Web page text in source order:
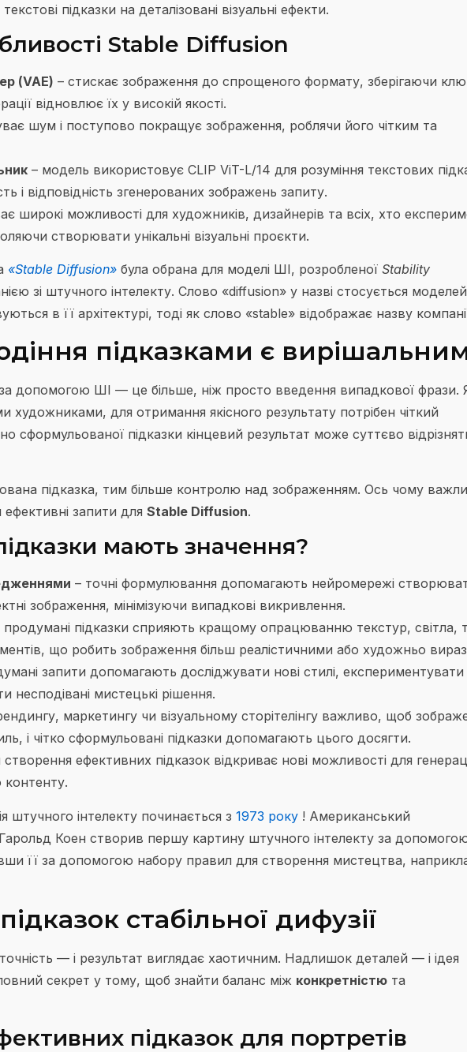
підказки на деталізовані візуальні ефекти.
Stable Diffusion
(VAE) – стискає зображення до спрощеного формату, зберігаючи
відновлює їх у високій якості.
шум і поступово покращує зображення, роблячи його чітким та
– модель використовує CLIP ViT-L/14 для розуміння текстових
і відповідність згенерованих зображень запиту.
широкі можливості для художників, дизайнерів та всіх, хто
створювати унікальні візуальні проєкти.
«Stable Diffusion» була обрана для моделі ШІ, розробленоїStability
зі штучного інтелекту. Слово «diffusion» у назві стосується моделей
в її архітектурі, тоді як слово «stable» відображає назву
підказками є
допомогою ШІ — це більше, ніж просто введення випадкової фрази.
художниками, для отримання якісного результату потрібен чіткий
сформульованої підказки кінцевий результат може суттєво
підказка, тим більше контролю над зображенням. Ось чому
запити для Stable Diffusion.
мають значення?
– точні формулювання допомагають нейромережі
зображення, мінімізуючи випадкові викривлення.
підказки сприяють кращому опрацюванню текстур, світла,
що робить зображення більш реалістичними або художньо
запити допомагають досліджувати нові стилі, експериментувати
несподівані мистецькі рішення.
маркетингу чи візуальному сторітелінгу важливо, щоб
і чітко сформульовані підказки допомагають цього досягти.
ефективних підказок відкриває нові можливості для
контенту.
штучного інтелекту починається з1973 року ! Американський
Коен створив першу картину штучного інтелекту за
її за допомогою набору правил для створення мистецтва,
стабільної дифузії
— і результат виглядає хаотичним. Надлишок деталей — і ідея
секрет у тому, щоб знайти баланс між конкретністю та
підказок для портретів